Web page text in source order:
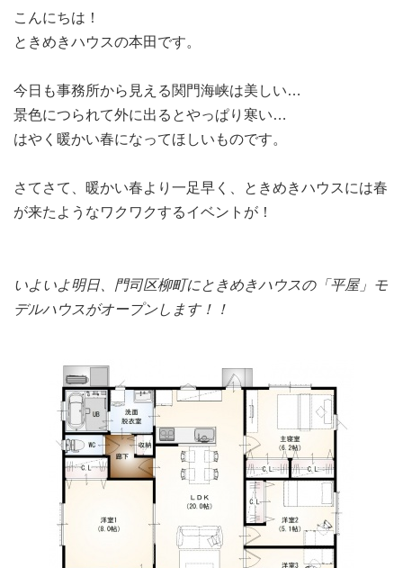
こんにちは！
ときめきハウスの本田です。
今日も事務所から見える関門海峡は美しい…
景色につられて外に出るとやっぱり寒い…
はやく暖かい春になってほしいものです。
さてさて、暖かい春より一足早く、ときめきハウスには春
が来たようなワクワクするイベントが！
いよいよ明日、門司区柳町にときめきハウスの「平屋」モ
デルハウスがオープンします！！